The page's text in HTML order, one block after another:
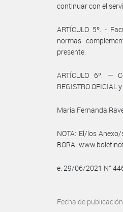
continuar con el
ARTÍCULO 5º. -
normas
presente.
ARTÍCULO 6º. —
REGISTRO
Maria Fernanda
NOTA: El/los
BORA -
e. 29/06/2021 N°
Fecha de